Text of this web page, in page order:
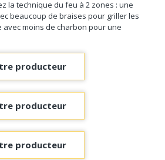
la technique du feu à 2 zones : une
beaucoup de braises pour griller les
avec moins de charbon pour une
producteur
producteur
producteur